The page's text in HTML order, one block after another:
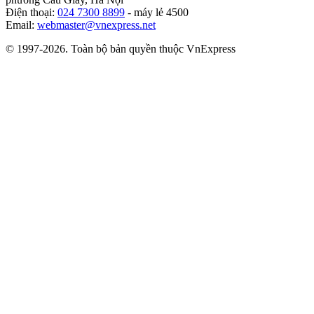
Điện thoại: 024 7300 8899 - máy lẻ 4500
Email: webmaster@vnexpress.net
© 1997-2026. Toàn bộ bản quyền thuộc VnExpress